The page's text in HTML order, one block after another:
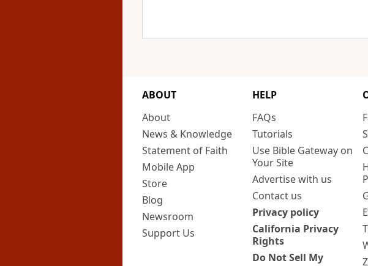
ABOUT
About
News & Knowledge
Statement of Faith
Mobile App
Store
Blog
Newsroom
Support Us
HELP
FAQs
Tutorials
Use Bible Gateway on
Your Site
Advertise with us
Contact us
Privacy policy
California Privacy
Rights
Do Not Sell My